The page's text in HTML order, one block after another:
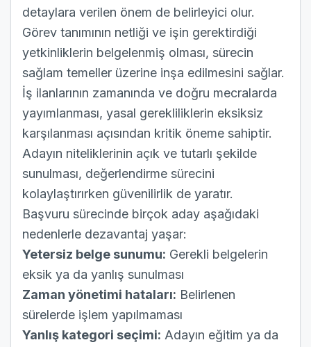
detaylara verilen önem de belirleyici olur.
Görev tanımının netliği ve işin gerektirdiği
yetkinliklerin belgelenmiş olması, sürecin
sağlam temeller üzerine inşa edilmesini sağlar.
İş ilanlarının zamanında ve doğru mecralarda
yayımlanması, yasal gerekliliklerin eksiksiz
karşılanması açısından kritik öneme sahiptir.
Adayın niteliklerinin açık ve tutarlı şekilde
sunulması, değerlendirme sürecini
kolaylaştırırken güvenilirlik de yaratır.
Başvuru sürecinde birçok aday aşağıdaki
nedenlerle dezavantaj yaşar:
Yetersiz belge sunumu: Gerekli belgelerin
eksik ya da yanlış sunulması
Zaman yönetimi hataları: Belirlenen
sürelerde işlem yapılmaması
Yanlış kategori seçimi: Adayın eğitim ya da